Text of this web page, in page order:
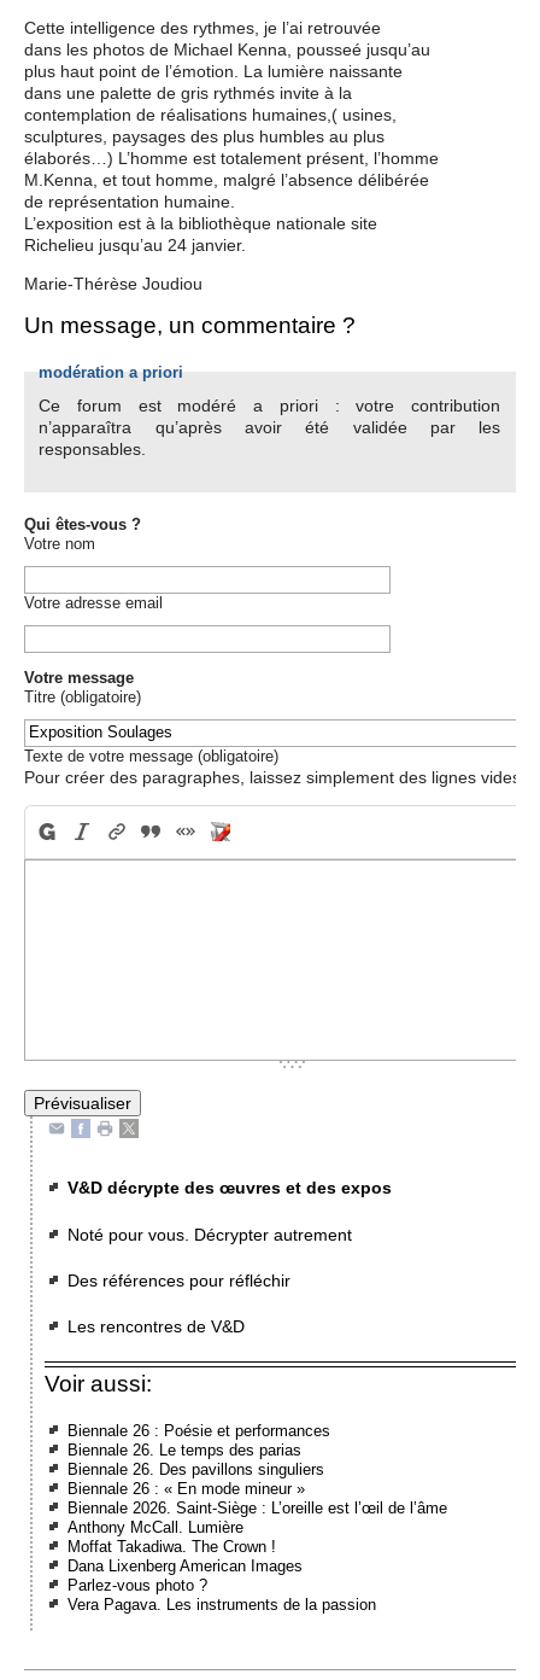
Cette intelligence des rythmes, je l’ai retrouvée
dans les photos de Michael Kenna, pousseé jusqu’au
plus haut point de l’émotion. La lumière naissante
dans une palette de gris rythmés invite à la
contemplation de réalisations humaines,( usines,
sculptures, paysages des plus humbles au plus
élaborés…) L’homme est totalement présent, l’homme
M.Kenna, et tout homme, malgré l’absence délibérée
de représentation humaine.
L’exposition est à la bibliothèque nationale site
Richelieu jusqu’au 24 janvier.
Marie-Thérèse Joudiou
Un message, un commentaire ?
modération a priori
Ce forum est modéré a priori : votre contribution
n’apparaîtra qu’après avoir été validée par les
responsables.
Qui êtes-vous ?
Votre nom
Votre adresse email
Votre message
Titre (obligatoire)
Texte de votre message (obligatoire)
Pour créer des paragraphes, laissez simplement des lignes vides.
V&D décrypte des œuvres et des expos
Noté pour vous. Décrypter autrement
Des références pour réfléchir
Les rencontres de V&D
Voir aussi:
Biennale 26 : Poésie et performances
Biennale 26. Le temps des parias
Biennale 26. Des pavillons singuliers
Biennale 26 : « En mode mineur »
Biennale 2026. Saint-Siège : L’oreille est l’œil de l’âme
Anthony McCall. Lumière
Moffat Takadiwa. The Crown !
Dana Lixenberg American Images
Parlez-vous photo ?
Vera Pagava. Les instruments de la passion